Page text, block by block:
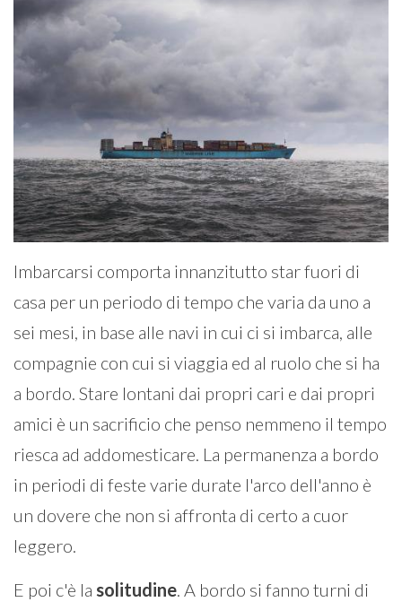
Imbarcarsi comporta innanzitutto star fuori di
casa per un periodo di tempo che varia da uno a
sei mesi, in base alle navi in cui ci si imbarca, alle
compagnie con cui si viaggia ed al ruolo che si ha
a bordo. Stare lontani dai propri cari e dai propri
amici è un sacrificio che penso nemmeno il tempo
riesca ad addomesticare. La permanenza a bordo
in periodi di feste varie durate l'arco dell'anno è
un dovere che non si affronta di certo a cuor
leggero.
E poi c'è la solitudine. A bordo si fanno turni di